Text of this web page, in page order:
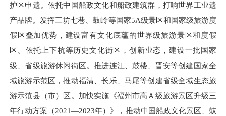
护区申遗。依托中国船政文化和船政建筑群，打响世界工业遗
产品牌。发挥三坊七巷、鼓岭等国家5A级景区和国家级旅游度
假区叠加优势，建设富有文化底蕴的世界级旅游景区和度假
区。依托上下杭等历史文化街区，创新业态，建设一批国家
级、省级旅游休闲街区。推进连江、鼓楼、晋安等创建国家全
域旅游示范区，推动福清、长乐、马尾等创建省级全域生态旅
游示范县（市）区。加快实施《福州市高Ａ级旅游景区升级三
年行动方案（2021—2023年）》，推动中国船政文化景区、鼓